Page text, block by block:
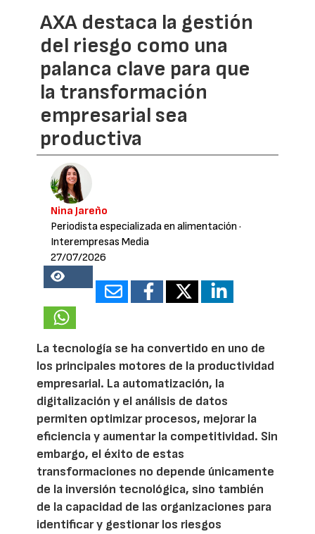
AXA destaca la gestión
del riesgo como una
palanca clave para que
la transformación
empresarial sea
productiva
Nina Jareño
Periodista especializada en alimentación ·
Interempresas Media
27/07/2026
18203
La tecnología se ha convertido en uno de
los principales motores de la productividad
empresarial. La automatización, la
digitalización y el análisis de datos
permiten optimizar procesos, mejorar la
eficiencia y aumentar la competitividad. Sin
embargo, el éxito de estas
transformaciones no depende únicamente
de la inversión tecnológica, sino también
de la capacidad de las organizaciones para
identificar y gestionar los riesgos